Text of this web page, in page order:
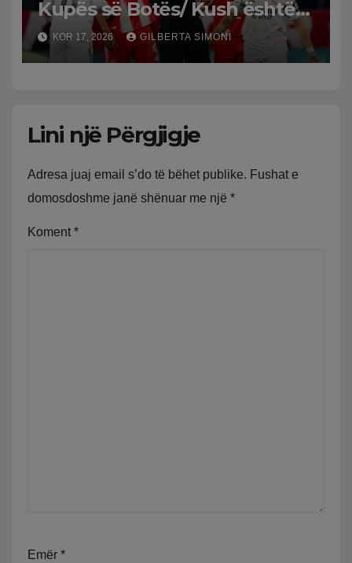
Kupës së Botës/ Kush është
Slavko Vincic, arbitri që do të
vërë drejtësi në Spanjë-
Argjentinë
KOR 17, 2026 GILBERTA SIMONI
Lini një Përgjigje
Adresa juaj email s’do të bëhet publike. Fushat e
domosdoshme janë shënuar me një *
Koment *
Emër *